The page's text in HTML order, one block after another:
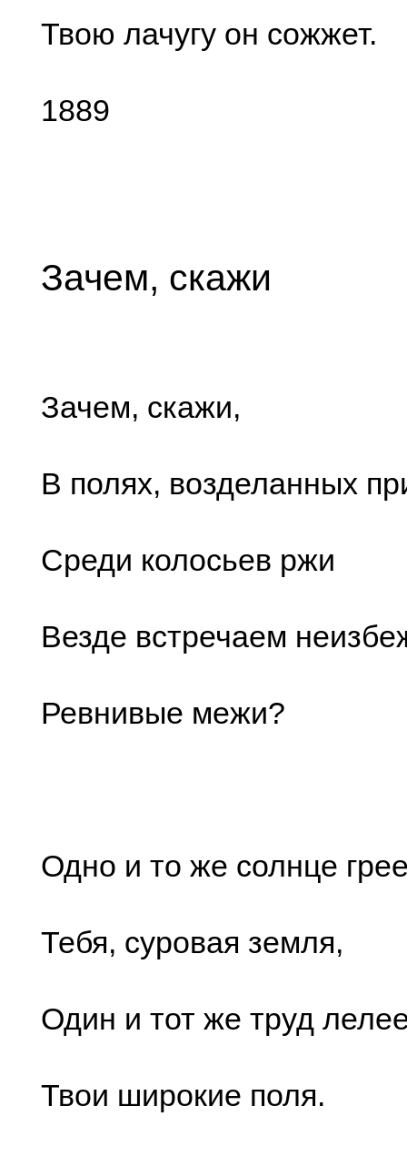
Твою лачугу он сожжет.
1889
Зачем, скажи
Зачем, скажи,
В полях, возделанных
Среди колосьев ржи
Везде встречаем
Ревнивые межи?
Одно и то же солнце
Тебя, суровая земля,
Один и тот же труд
Твои широкие поля.